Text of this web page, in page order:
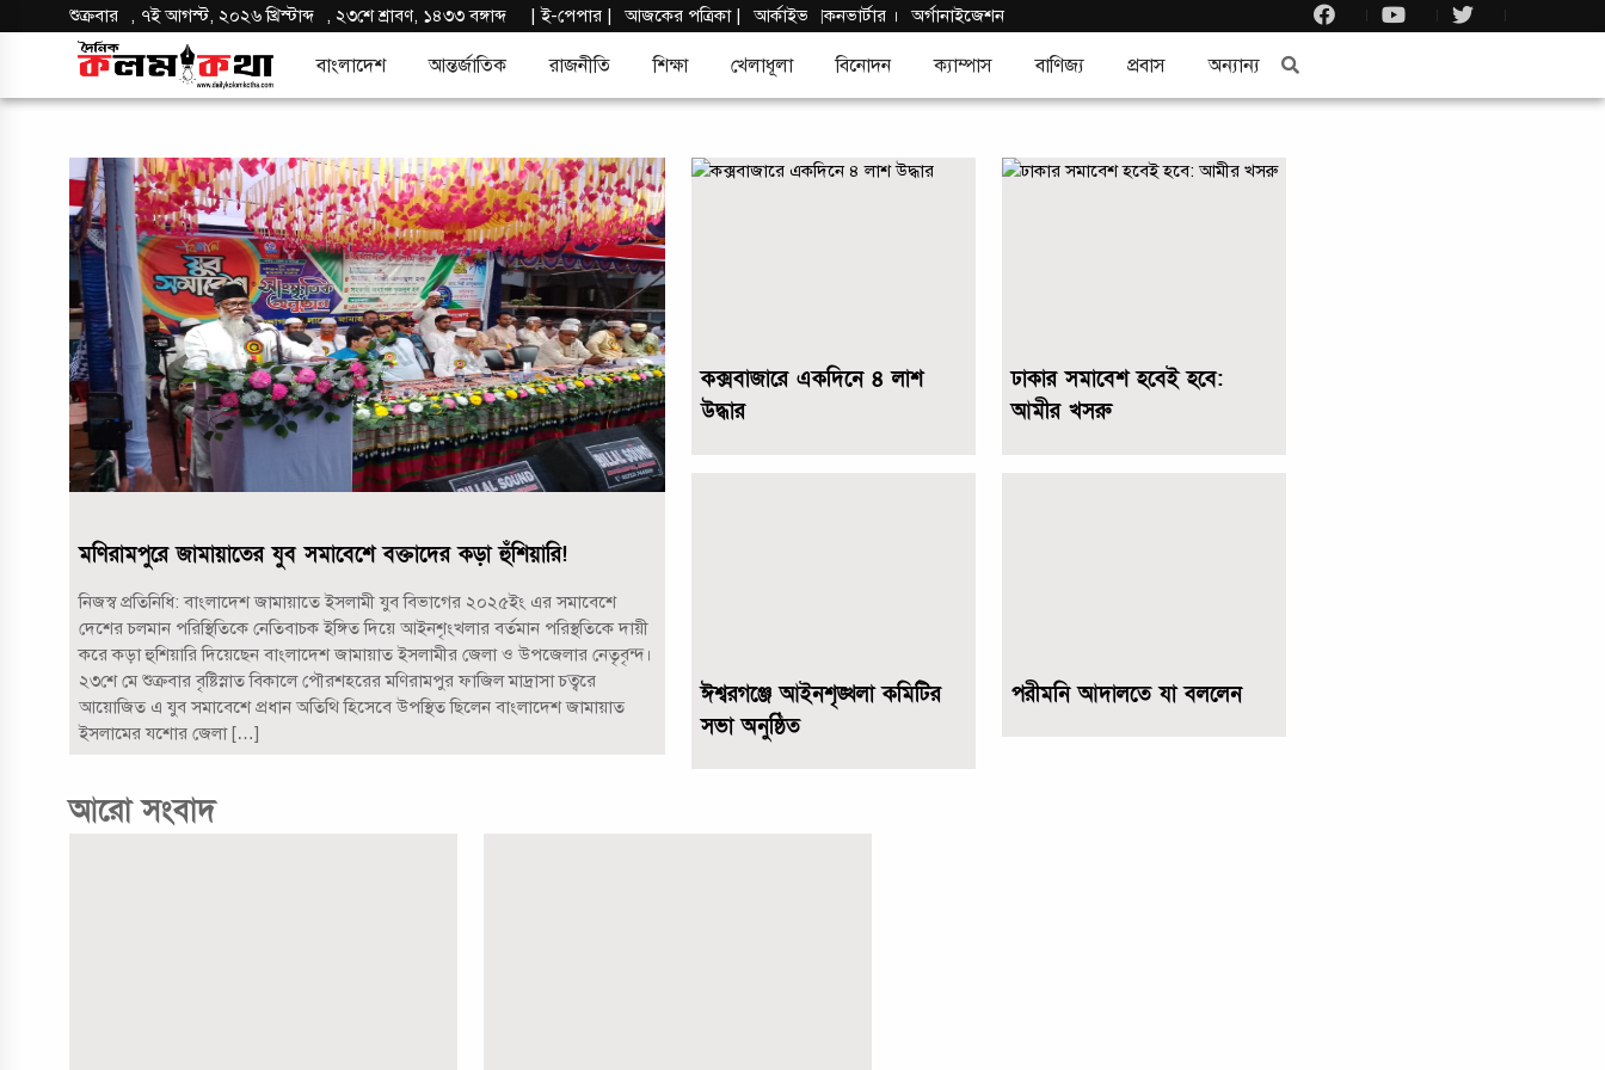
শুক্রবার , ৭ই আগস্ট, ২০২৬ খ্রিস্টাব্দ ,২৩শে শ্রাবণ, ১৪৩৩ বঙ্গাব্দ |ই-পেপার | আজকের পত্রিকা | আর্কাইভ |কনভার্টার । অর্গানাইজেশন
বাংলাদেশ আন্তর্জাতিক রাজনীতি শিক্ষা খেলাধূলা বিনোদন ক্যাম্পাস বাণিজ্য প্রবাস অন্যান্য
মণিরামপুরে জামায়াতের যুব সমাবেশে বক্তাদের কড়া হুঁশিয়ারি!
নিজস্ব প্রতিনিধি: বাংলাদেশ জামায়াতে ইসলামী যুব বিভাগের ২০২৫ইং এর সমাবেশে
দেশের চলমান পরিস্থিতিকে নেতিবাচক ইঙ্গিত দিয়ে আইনশৃংখলার বর্তমান পরিস্থতিকে দায়ী
করে কড়া হুশিয়ারি দিয়েছেন বাংলাদেশ জামায়াত ইসলামীর জেলা ও উপজেলার নেতৃবৃন্দ।
২৩শে মে শুক্রবার বৃষ্টিস্নাত বিকালে পৌরশহরের মণিরামপুর ফাজিল মাদ্রাসা চত্বরে
আয়োজিত এ যুব সমাবেশে প্রধান অতিথি হিসেবে উপস্থিত ছিলেন বাংলাদেশ জামায়াত
ইসলামের যশোর জেলা […]
কক্সবাজারে একদিনে ৪ লাশ
উদ্ধার
ঢাকার সমাবেশ হবেই হবে:
আমীর খসরু
ঈশ্বরগঞ্জে আইনশৃঙ্খলা কমিটির
সভা অনুষ্ঠিত
পরীমনি আদালতে যা বললেন
আরো সংবাদ